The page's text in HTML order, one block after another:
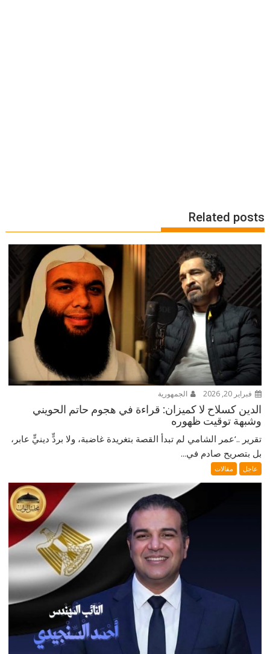
Related posts
فبراير 20, 2026 الجمهورية
الدين كسلاح لا كميزان: قراءة في هجوم حاتم الحويني
وشبهة توقيت ظهوره
تقرير ..‘عمر الشامي لم تبدأ القصة بتغريدة غاضبة، ولا بردٍّ دينيٍّ عابر،
بل بتصريح صادم في...
عاجل مقالات